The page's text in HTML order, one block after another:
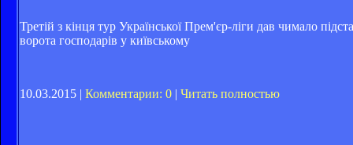
Третій з кінця тур Української Прем'єр-ліги дав чимало
ворота господарів у київському
10.03.2015 | Комментарии: 0 | Читать полностью